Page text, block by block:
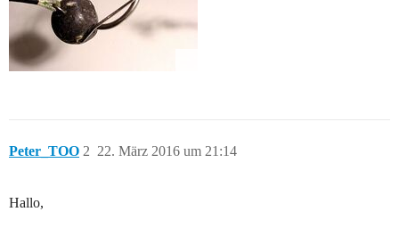
Peter_TOO 22. März 2016 um 21:14
2
Hallo,